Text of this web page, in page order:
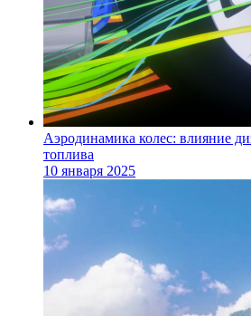
Аэродинамика колес: влияние
топлива
10 января 2025